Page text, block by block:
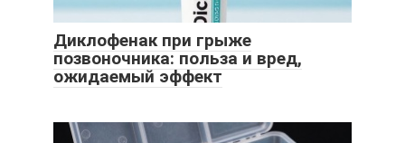
Диклофенак при грыже
позвоночника: польза и вред,
ожидаемый эффект